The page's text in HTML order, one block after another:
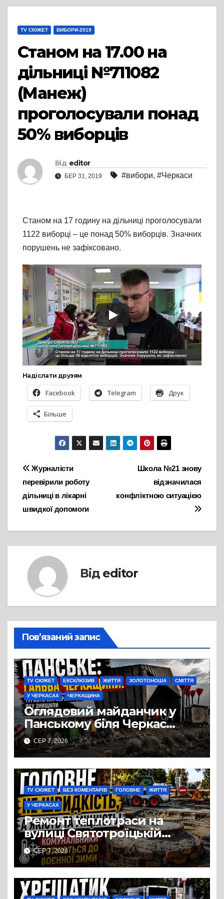
TV СЮЖЕТ ВИБОРИ-2019
Станом на 17.00 на
дільниці №711082
(Манеж)
проголосували понад
50% виборців
Від editor
БЕР 31, 2019 #вибори, #Черкаси
Станом на 17 годину на дільниці проголосували
1122 виборці – це понад 50% виборців. Значних
порушень не зафіксовано.
Надіслати друзям
Facebook Telegram Друк
Більше
Навігація
записів
Школа №21 знову
відзначилася
конфліктною ситуацією
Журналісти
перевірили роботу
дільниці в лікарні
швидкої допомоги
Від editor
Пов’язаний запис
TV СЮЖЕТ ЕКСКЛЮЗИВ ЖИТТЯ ЗОЛОТОНОША СМІТТЯ
У ЧЕРКАСАХ ЧЕРКАЩИНА
Оглядовий майданчик у
Панському біля Черкас
перетворився на занедбане
сміттєзвалище
СЕР 7, 2026
TV СЮЖЕТ БЕЗ КОМЕНТАРІВ ГОЛОВНЕ ЖИТТЯ
У ЧЕРКАСАХ
Ремонт теплотраси на
вулиці Святотроїцькій
затягнувся порівняно із
запланованими термінами.
Вулицю досі не відкрили
для руху
СЕР 7, 2026